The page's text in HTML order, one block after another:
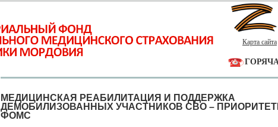
Карта сайта
МЕДИЦИНСКАЯ РЕАБИЛИТАЦИЯ И ПОДДЕРЖКА
ДЕМОБИЛИЗОВАННЫХ УЧАСТНИКОВ СВО –
ФОМС